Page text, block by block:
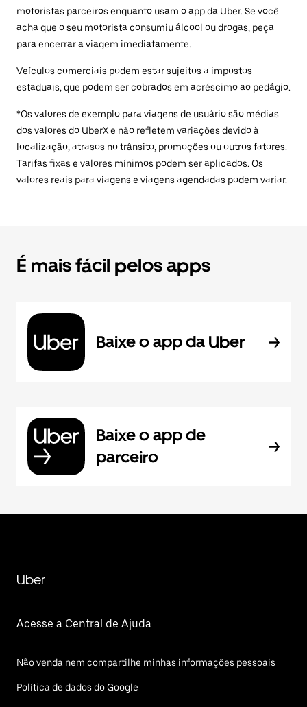
motoristas parceiros enquanto usam o app da Uber. Se você
acha que o seu motorista consumiu álcool ou drogas, peça
para encerrar a viagem imediatamente.
Veículos comerciais podem estar sujeitos a impostos
estaduais, que podem ser cobrados em acréscimo ao pedágio.
*Os valores de exemplo para viagens de usuário são médias
dos valores do UberX e não refletem variações devido à
localização, atrasos no trânsito, promoções ou outros fatores.
Tarifas fixas e valores mínimos podem ser aplicados. Os
valores reais para viagens e viagens agendadas podem variar.
É mais fácil pelos apps
Baixe o app da Uber
Baixe o app de
parceiro
Uber
Acesse a Central de Ajuda
Não venda nem compartilhe minhas informações pessoais
Política de dados do Google